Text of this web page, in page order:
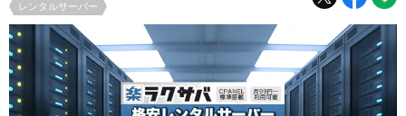
レンタルサーバー